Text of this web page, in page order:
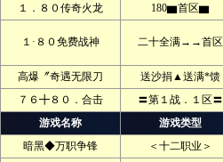
１．８０传奇火龙
180▆首区▆
１·８０免费战神 二十全满→→首区
高爆〞奇遇无限刀 送沙捐▲送满*馈
７６╋８０．合击
〓第１战．１区〓
游戏名称
游戏类型
暗黑◆万职争锋
＜十二职业＞